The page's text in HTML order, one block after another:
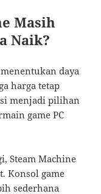
Masih
Naik?
daya
harga tetap
menjadi pilihan
game PC
Steam Machine
Konsol game
sederhana